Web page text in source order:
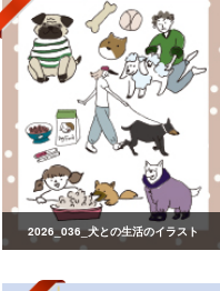
2026_036_犬との生活のイラスト